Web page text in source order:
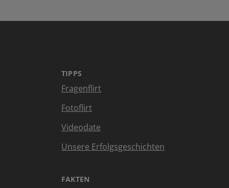
TIPPS
Fragenflirt
Fotoflirt
Videodate
Unsere Erfolgsgeschichten
FAKTEN